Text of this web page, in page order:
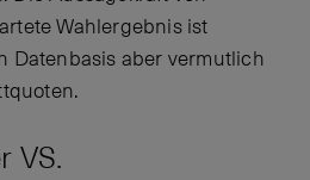
Wahlergebnis ist
Datenbasis aber vermutlich
VS.